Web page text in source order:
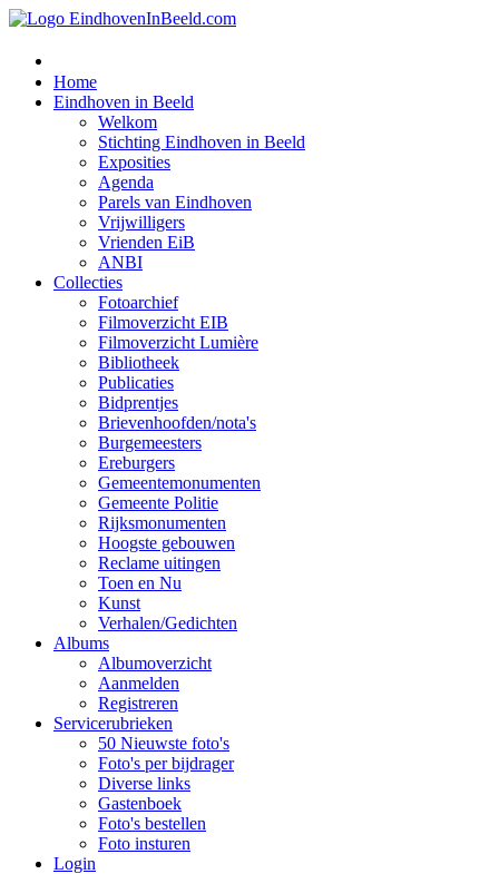
Home
Eindhoven in Beeld
Welkom
Stichting Eindhoven in Beeld
Exposities
Agenda
Parels van Eindhoven
Vrijwilligers
Vrienden EiB
ANBI
Collecties
Fotoarchief
Filmoverzicht EIB
Filmoverzicht Lumière
Bibliotheek
Publicaties
Bidprentjes
Brievenhoofden/nota's
Burgemeesters
Ereburgers
Gemeentemonumenten
Gemeente Politie
Rijksmonumenten
Hoogste gebouwen
Reclame uitingen
Toen en Nu
Kunst
Verhalen/Gedichten
Albums
Albumoverzicht
Aanmelden
Registreren
Servicerubrieken
50 Nieuwste foto's
Foto's per bijdrager
Diverse links
Gastenboek
Foto's bestellen
Foto insturen
Login